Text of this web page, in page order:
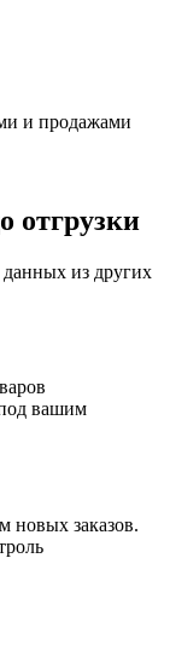
и продажами
отгрузки
из других
вашим
новых заказов.